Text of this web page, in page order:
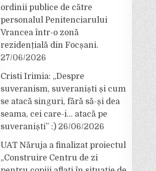
ordinii publice de către
personalul Penitenciarului
Vrancea într-o zonă
rezidențială din Focșani.
27/06/2026
Cristi Irimia: „Despre
suveranism, suveraniști și cum
se atacă singuri, fără să-și dea
seama, cei care-i… atacă pe
suveraniști” :) 26/06/2026
UAT Năruja a finalizat proiectul
„Construire Centru de zi